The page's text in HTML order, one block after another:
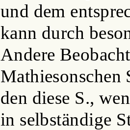
und dem
kann durch
Andere
Mathiesonschen
den diese S.,
in selbständige